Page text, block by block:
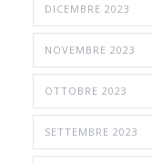
DICEMBRE 2023
NOVEMBRE 2023
OTTOBRE 2023
SETTEMBRE 2023